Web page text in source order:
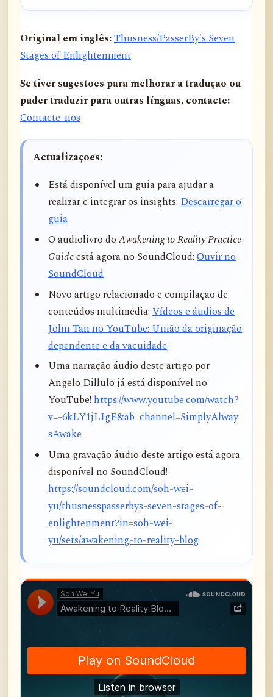
Original em inglês:Thusness/PasserBy's Seven
Stages of Enlightenment
Se tiver sugestões para melhorar a tradução ou
puder traduzir para outras línguas, contacte:
Contacte-nos
Actualizações:
Está disponível um guia para ajudar a
realizar e integrar os insights:Descarregar o
guia
O audiolivro doAwakening to Reality Practice
Guideestá agora no SoundCloud:Ouvir no
SoundCloud
Novo artigo relacionado e compilação de
conteúdos multimédia:Vídeos e áudios de
John Tan no YouTube: União da originação
dependente e da vacuidade
Uma narração áudio deste artigo por
Angelo Dillulo já está disponível no
YouTube!https://www.youtube.com/watch?
v=-6kLY1jLIgE&ab_channel=SimplyAlway
sAwake
Uma gravação áudio deste artigo está agora
disponível no SoundCloud!
https://soundcloud.com/soh-wei-
yu/thusnesspasserbys-seven-stages-of-
enlightenment?in=soh-wei-
yu/sets/awakening-to-reality-blog